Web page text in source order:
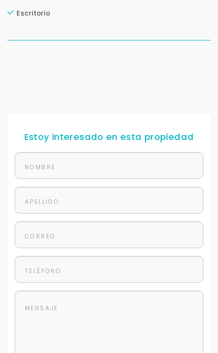
Escritorio
Estoy interesado en esta propiedad
No compartimos tu información ni enviamos spam.
Buscamos darte la mejor experiencia.